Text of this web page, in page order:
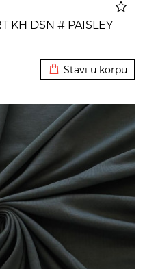
KH DSN # PAISLEY
Stavi u korpu